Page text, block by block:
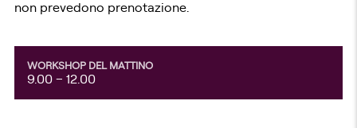
non prevedono prenotazione.
WORKSHOP DEL MATTINO
9.00 – 12.00